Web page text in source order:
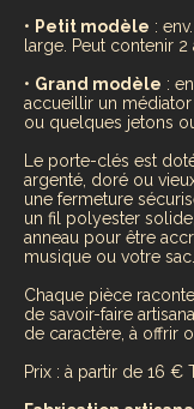
• Petit modèle :
large. Peut contenir
• Grand modèle :
accueillir un
ou quelques jetons
Le porte-clés est
argenté, doré ou
une fermeture
un fil polyester
anneau pour être
musique ou votre sac.
Chaque pièce
de savoir-faire
de caractère, à offrir
Prix : à partir de 16 €